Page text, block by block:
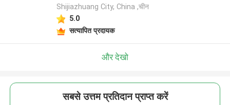
Shijiazhuang City, China ,चीन
5.0
सत्यापित प्रदायक
और देखो
सबसे उत्तम प्रतिदान प्राप्त करें